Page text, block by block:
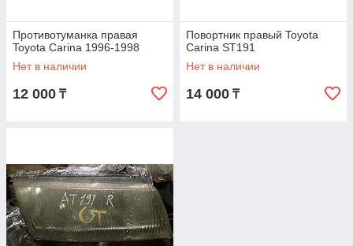
Противотуманка правая
Toyota Carina 1996-1998
Нет в наличии
12 000 ₸
Повортник правый Toyota
Carina SТ191
Нет в наличии
14 000 ₸